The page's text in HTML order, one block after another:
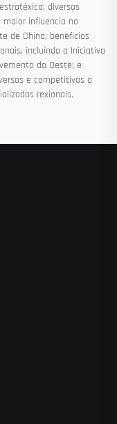
diversos
influencia no
de China; beneficios
incluíndo a Iniciativa
do Oeste; e
e competitivos a
rexionais.